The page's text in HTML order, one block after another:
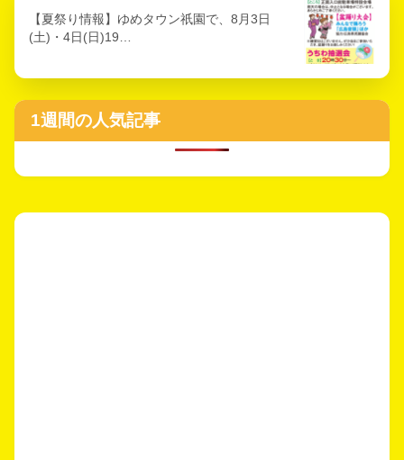
【夏祭り情報】ゆめタウン祇園で、8月3日
(土)・4日(日)19…
1週間の人気記事